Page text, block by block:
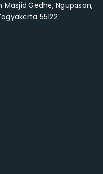
Gedhe, Ngupasan,
55122